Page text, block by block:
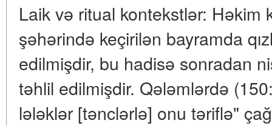
Laik və ritual kontekstlər: Həkim
şəhərində keçirilən bayramda
edilmişdir, bu hadisə sonradan
təhlil edilmişdir. Qələmlərdə
lələklər [tənclərlə] onu təriflə"